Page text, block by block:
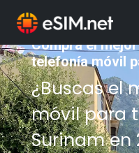
Compra el
telefonía móvil
¿Buscas el
móvil para
Surinam en